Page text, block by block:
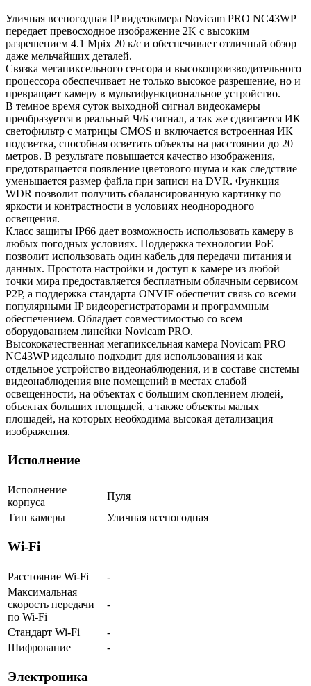
Уличная всепогодная IP видеокамера Novicam PRO NC43WP
передает превосходное изображение 2K с высоким
разрешением 4.1 Mрix 20 к/с и обеспечивает отличный обзор
даже мельчайших деталей.
Связка мегапиксельного сенсора и высокопроизводительного
процессора обеспечивает не только высокое разрешение, но и
превращает камеру в мультифункциональное устройство.
В темное время суток выходной сигнал видеокамеры
преобразуется в реальный Ч/Б сигнал, а так же сдвигается ИК
светофильтр с матрицы CMOS и включается встроенная ИК
подсветка, способная осветить объекты на расстоянии до 20
метров. В результате повышается качество изображения,
предотвращается появление цветового шума и как следствие
уменьшается размер файла при записи на DVR. Функция
WDR позволит получить сбалансированную картинку по
яркости и контрастности в условиях неоднородного
освещения.
Класс защиты IP66 дает возможность использовать камеру в
любых погодных условиях. Поддержка технологии РоЕ
позволит использовать один кабель для передачи питания и
данных. Простота настройки и доступ к камере из любой
точки мира предоставляется бесплатным облачным сервисом
P2P, а поддержка стандарта ONVIF обеспечит связь со всеми
популярными IP видеорегистраторами и программным
обеспечением. Обладает совместимостью со всем
оборудованием линейки Novicam PRO.
Высококачественная мегапиксельная камера Novicam PRO
NC43WP идеально подходит для использования и как
отдельное устройство видеонаблюдения, и в составе системы
видеонаблюдения вне помещений в местах слабой
освещенности, на объектах с большим скоплением людей,
объектах больших площадей, а также объекты малых
площадей, на которых необходима высокая детализация
изображения.
Исполнение
Исполнение
корпуса
Пуля
Тип камеры
Уличная всепогодная
Wi-Fi
Расстояние Wi-Fi
-
Максимальная
скорость передачи
по Wi-Fi
-
Стандарт Wi-Fi
-
Шифрование
-
Электроника